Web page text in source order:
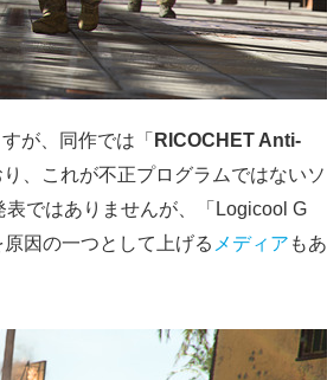
が、同作では「RICOCHET Anti-
、これが不正プログラムではないソ
ではありませんが、「Logicool G
因の一つとして上げる メディア もあ